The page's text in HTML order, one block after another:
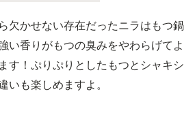
欠かせない存在だったニラはもつ鍋
い香りがもつの臭みをやわらげてよ
す！ぷりぷりとしたもつとシャキシ
いも楽しめますよ。